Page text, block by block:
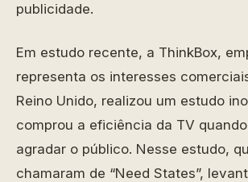
publicidade.
Em estudo recente, a ThinkBox,
representa os interesses
Reino Unido, realizou um estudo
comprou a eficiência da TV
agradar o público. Nesse estudo,
chamaram de “Need States”,